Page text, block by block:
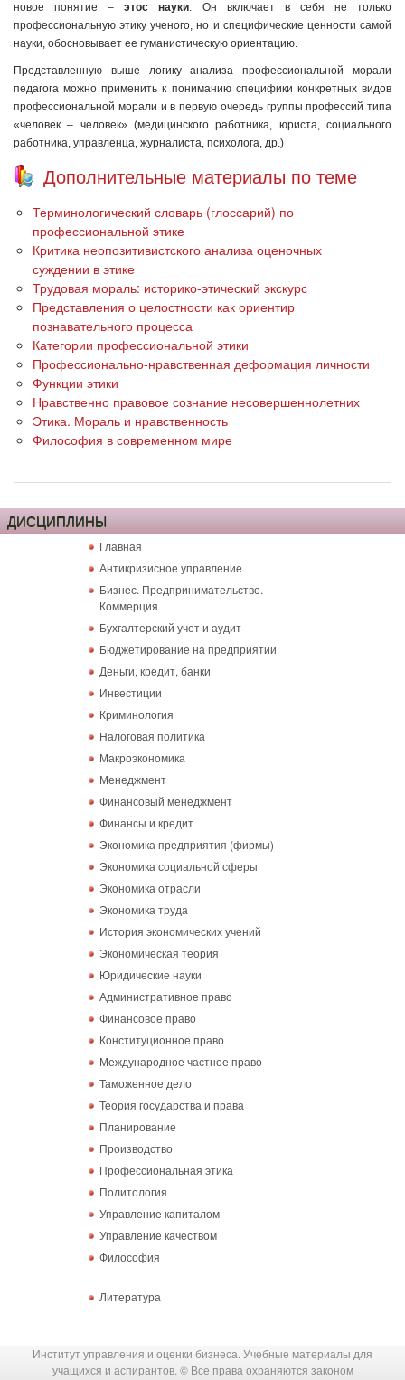
новое понятие –этос науки. Он включает в себя не только
профессиональную этику ученого, но и специфические ценности самой
науки, обосновывает ее гуманистическую ориентацию.
Представленную выше логику анализа профессиональной морали
педагога можно применить к пониманию специфики конкретных видов
профессиональной морали и в первую очередь группы профессий типа
«человек – человек» (медицинского работника, юриста, социального
работника, управленца, журналиста, психолога, др.)
Дополнительные материалы по теме
Терминологический словарь (глоссарий) по
профессиональной этике
Критика неопозитивистского анализа оценочных
суждении в этике
Трудовая мораль: историко-этический экскурс
Представления о целостности как ориентир
познавательного процесса
Категории профессиональной этики
Профессионально-нравственная деформация личности
Функции этики
Нравственно правовое сознание несовершеннолетних
Этика. Мораль и нравственность
Философия в современном мире
ДИСЦИПЛИНЫ
Главная
Антикризисное управление
Бизнес. Предпринимательство.
Коммерция
Бухгалтерский учет и аудит
Бюджетирование на предприятии
Деньги, кредит, банки
Инвестиции
Криминология
Налоговая политика
Макроэкономика
Менеджмент
Финансовый менеджмент
Финансы и кредит
Экономика предприятия (фирмы)
Экономика социальной сферы
Экономика отрасли
Экономика труда
История экономических учений
Экономическая теория
Юридические науки
Административное право
Финансовое право
Конституционное право
Международное частное право
Таможенное дело
Теория государства и права
Планирование
Производство
Профессиональная этика
Политология
Управление капиталом
Управление качеством
Философия
Литература
Институт управления и оценки бизнеса. Учебные материалы для
учащихся и аспирантов. © Все права охраняются законом